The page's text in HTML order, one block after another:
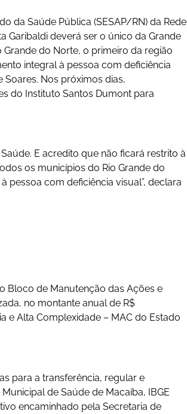
da Saúde Pública (SESAP/RN) da Rede
Garibaldi deverá ser o único da Grande
Grande do Norte, o primeiro da região
integral à pessoa com deficiência
Soares. Nos próximos dias,
do Instituto Santos Dumont para
E acredito que não ficará restrito à
os municípios do Rio Grande do
pessoa com deficiência visual”, declara
Bloco de Manutenção das Ações e
no montante anual de R$
e Alta Complexidade – MAC do Estado
para a transferência, regular e
de Saúde de Macaíba, IBGE
encaminhado pela Secretaria de